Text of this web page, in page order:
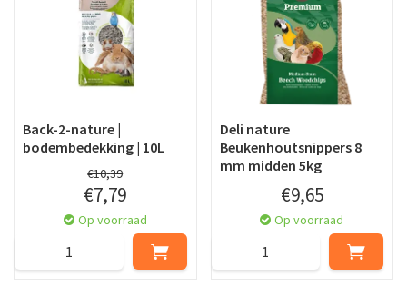
Back-2-nature |
bodembedekking | 10L
€10,39
€7,79
Op voorraad
Deli nature
Beukenhoutsnippers 8
mm midden 5kg
€9,65
Op voorraad